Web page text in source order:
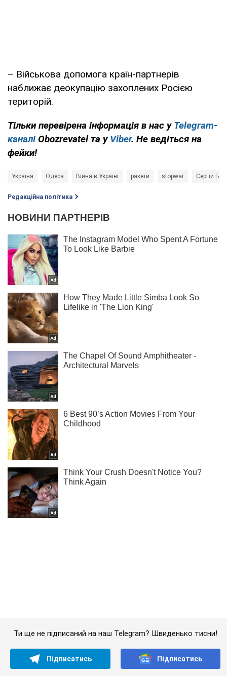
– Військова допомога країн-партнерів
наближає деокупацію захоплених Росією
територій.
Тільки перевірена інформація в нас у Telegram-
каналі Obozrevatel та у Viber. Не ведіться на
фейки!
Україна Одеса Війна в Україні ракети stopwar Сергій
Редакційна політика